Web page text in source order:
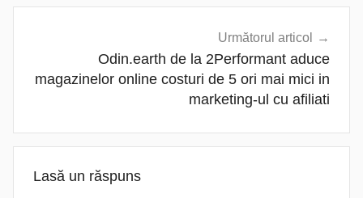
Următorul articol
Odin.earth de la 2Performant aduce
magazinelor online costuri de 5 ori mai mici in
marketing-ul cu afiliati
Lasă un răspuns